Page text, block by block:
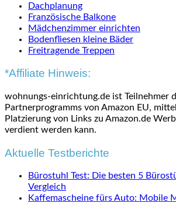
Dachplanung
Französische Balkone
Mädchenzimmer einrichten
Bodenfliesen kleine Bäder
Freitragende Treppen
*Affiliate Hinweis:
wohnungs-einrichtung.de ist Teilnehmer
Partnerprogramms von Amazon EU,
Platzierung von Links zu Amazon.de
verdient werden kann.
Aktuelle Testberichte
Bürostuhl Test: Die besten 5
Vergleich
Kaffemascheine fürs Auto: Mobile